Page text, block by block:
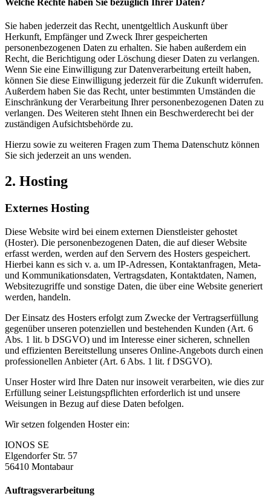
Welche Rechte haben Sie bezüglich Ihrer Daten?
Sie haben jederzeit das Recht, unentgeltlich Auskunft über
Herkunft, Empfänger und Zweck Ihrer gespeicherten
personenbezogenen Daten zu erhalten. Sie haben außerdem ein
Recht, die Berichtigung oder Löschung dieser Daten zu verlangen.
Wenn Sie eine Einwilligung zur Datenverarbeitung erteilt haben,
können Sie diese Einwilligung jederzeit für die Zukunft widerrufen.
Außerdem haben Sie das Recht, unter bestimmten Umständen die
Einschränkung der Verarbeitung Ihrer personenbezogenen Daten zu
verlangen. Des Weiteren steht Ihnen ein Beschwerderecht bei der
zuständigen Aufsichtsbehörde zu.
Hierzu sowie zu weiteren Fragen zum Thema Datenschutz können
Sie sich jederzeit an uns wenden.
2. Hosting
Externes Hosting
Diese Website wird bei einem externen Dienstleister gehostet
(Hoster). Die personenbezogenen Daten, die auf dieser Website
erfasst werden, werden auf den Servern des Hosters gespeichert.
Hierbei kann es sich v. a. um IP-Adressen, Kontaktanfragen, Meta-
und Kommunikationsdaten, Vertragsdaten, Kontaktdaten, Namen,
Websitezugriffe und sonstige Daten, die über eine Website generiert
werden, handeln.
Der Einsatz des Hosters erfolgt zum Zwecke der Vertragserfüllung
gegenüber unseren potenziellen und bestehenden Kunden (Art. 6
Abs. 1 lit. b DSGVO) und im Interesse einer sicheren, schnellen
und effizienten Bereitstellung unseres Online-Angebots durch einen
professionellen Anbieter (Art. 6 Abs. 1 lit. f DSGVO).
Unser Hoster wird Ihre Daten nur insoweit verarbeiten, wie dies zur
Erfüllung seiner Leistungspflichten erforderlich ist und unsere
Weisungen in Bezug auf diese Daten befolgen.
Wir setzen folgenden Hoster ein:
IONOS SE
Elgendorfer Str. 57
56410 Montabaur
Auftragsverarbeitung